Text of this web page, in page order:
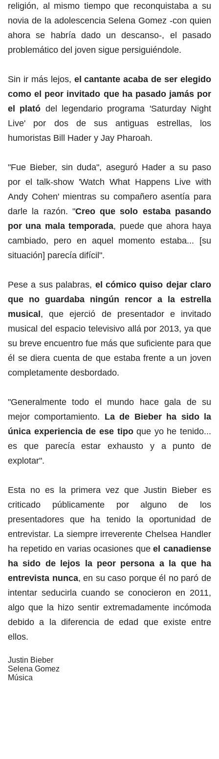
religión, al mismo tiempo que reconquistaba a su
novia de la adolescencia Selena Gomez -con quien
ahora se habría dado un descanso-, el pasado
problemático del joven sigue persiguiéndole.
Sin ir más lejos, el cantante acaba de ser elegido
como el peor invitado que ha pasado jamás por
el plató del legendario programa 'Saturday Night
Live' por dos de sus antiguas estrellas, los
humoristas Bill Hader y Jay Pharoah.
"Fue Bieber, sin duda", aseguró Hader a su paso
por el talk-show 'Watch What Happens Live with
Andy Cohen' mientras su compañero asentía para
darle la razón. "Creo que solo estaba pasando
por una mala temporada, puede que ahora haya
cambiado, pero en aquel momento estaba... [su
situación] parecía difícil".
Pese a sus palabras, el cómico quiso dejar claro
que no guardaba ningún rencor a la estrella
musical, que ejerció de presentador e invitado
musical del espacio televisivo allá por 2013, ya que
su breve encuentro fue más que suficiente para que
él se diera cuenta de que estaba frente a un joven
completamente desbordado.
"Generalmente todo el mundo hace gala de su
mejor comportamiento. La de Bieber ha sido la
única experiencia de ese tipoque yo he tenido...
es que parecía estar exhausto y a punto de
explotar".
Esta no es la primera vez que Justin Bieber es
criticado públicamente por alguno de los
presentadores que ha tenido la oportunidad de
entrevistar. La siempre irreverente Chelsea Handler
ha repetido en varias ocasiones queel canadiense
ha sido de lejos la peor persona a la que ha
entrevista nunca, en su caso porque él no paró de
intentar seducirla cuando se conocieron en 2011,
algo que la hizo sentir extremadamente incómoda
debido a la diferencia de edad que existe entre
ellos.
Justin Bieber
Selena Gomez
Música